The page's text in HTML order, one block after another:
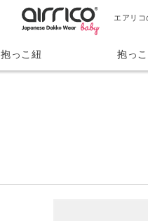
エアリ
抱っこ紐 抱っ